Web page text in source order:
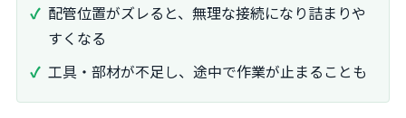
配管位置がズレると、無理な接続になり詰まりや
すくなる
工具・部材が不足し、途中で作業が止まることも